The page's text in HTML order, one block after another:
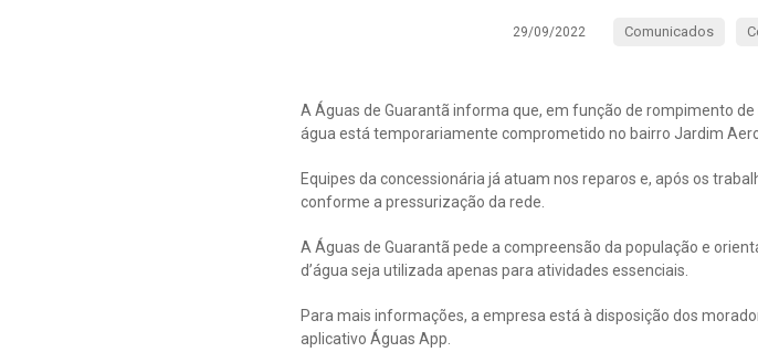
29/09/2022 Comunicados
A Águas de Guarantã informa que, em função de rompimento
água está temporariamente comprometido no bairro Jardim
Equipes da concessionária já atuam nos reparos e, após os
conforme a pressurização da rede.
A Águas de Guarantã pede a compreensão da população e
d’água seja utilizada apenas para atividades essenciais.
Para mais informações, a empresa está à disposição dos
aplicativo Águas App.